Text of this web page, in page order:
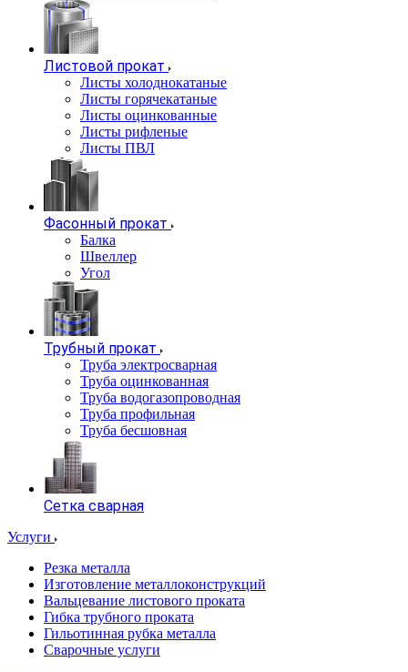
Листовой прокат
Листы холоднокатаные
Листы горячекатаные
Листы оцинкованные
Листы рифленые
Листы ПВЛ
Фасонный прокат
Балка
Швеллер
Угол
Трубный прокат
Труба электросварная
Труба оцинкованная
Труба водогазопроводная
Труба профильная
Труба бесшовная
Сетка сварная
Услуги
Резка металла
Изготовление металлоконструкций
Вальцевание листового проката
Гибка трубного проката
Гильотинная рубка металла
Сварочные услуги